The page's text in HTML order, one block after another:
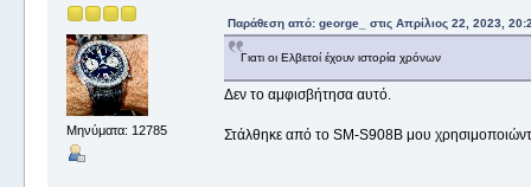
Μηνύματα: 12785
Παράθεση από: george_ στις Απρίλιος 22, 2023,
Γιατι οι Ελβετοί έχουν ιστορία χρόνων
Δεν το αμφισβήτησα αυτό.
Στάλθηκε από το SM-S908B μου